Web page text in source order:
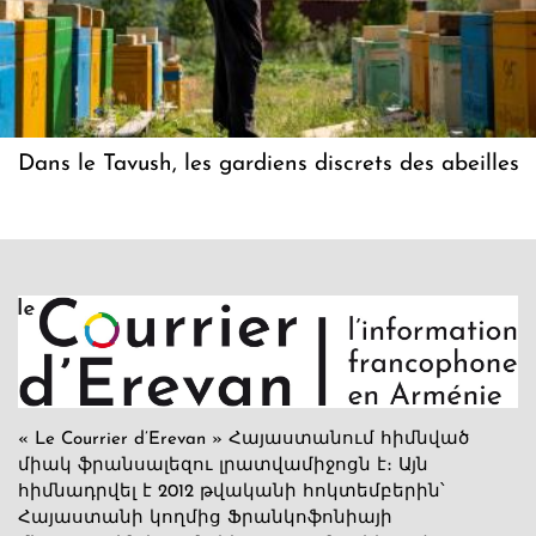
Dans le Tavush, les gardiens discrets des abeilles
« Le Courrier d’Erevan » Հայաստանում հիմնված
միակ ֆրանսալեզու լրատվամիջոցն է։ Այն
հիմնադրվել է 2012 թվականի հոկտեմբերին՝
Հայաստանի կողմից Ֆրանկոֆոնիայի